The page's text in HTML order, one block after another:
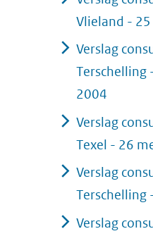
Vlieland -
Verslag
Terschelling
2004
Verslag
Texel - 26
Verslag
Terschelling
Verslag